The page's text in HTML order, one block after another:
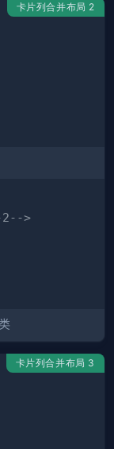
卡片列合并布局 2
2-->
卡片列合并布局 3